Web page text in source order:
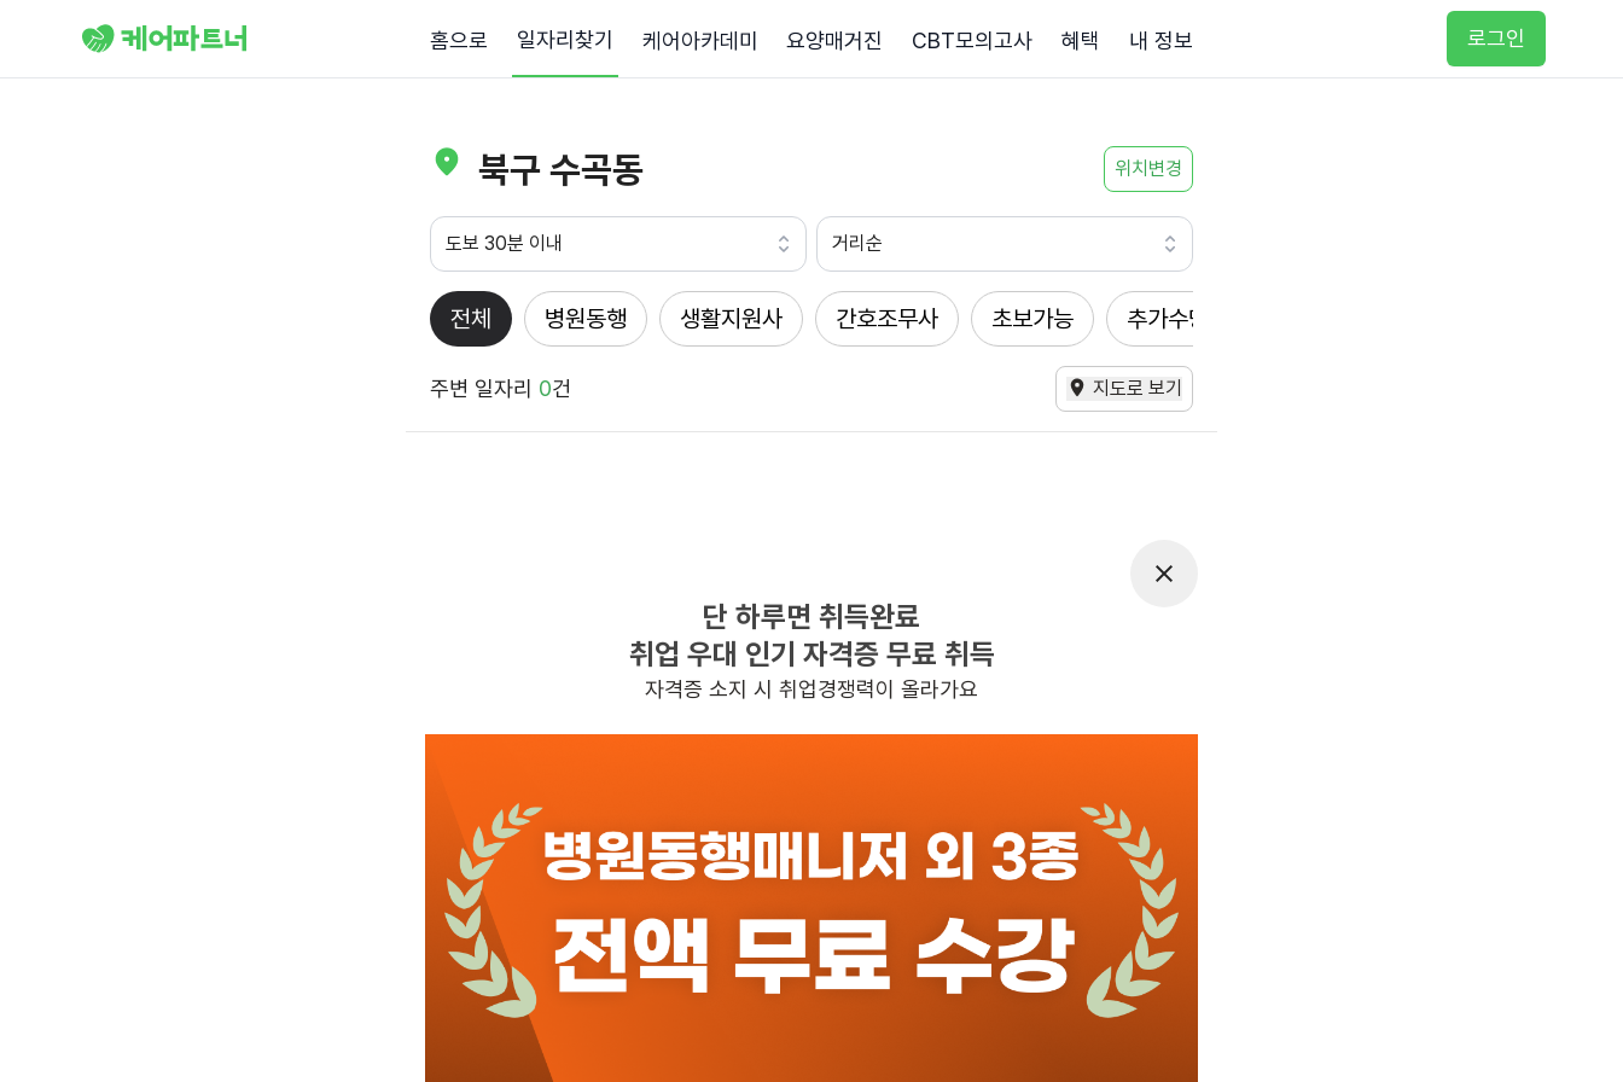
홈으로 일자리찾기 케어아카데미 요양매거진 CBT모의고사 혜택 내 정보 로그인
북구 수곡동 위치변경
도보 30분 이내 거리순
전체 병원동행 생활지원사 간호조무사 초보가능 추가수당
주변 일자리 0건 지도로 보기
찾으시는 조건의 일자리가 없습니다
더욱더 노력하는 케어파트너가 되겠습니다.
단 하루면 취득완료
취업 우대 인기 자격증 무료 취득
자격증 소지 시 취업경쟁력이 올라가요